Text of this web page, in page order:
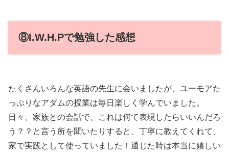
⑧I.W.H.Pで勉強した感想
たくさんいろんな英語の先生に会いましたが、ユーモアた
っぷりなアダムの授業は毎日楽しく学んでいました。
日々、家族との会話で、これは何て表現したらいいんだろ
う？？と言う所を聞いたりすると、丁寧に教えてくれて、
家で実践として使っていました！通じた時は本当に嬉しい